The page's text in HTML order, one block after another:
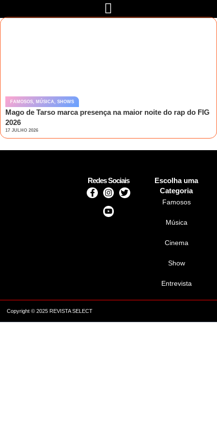
FAMOSOS, MÚSICA, SHOWS
Mago de Tarso marca presença na maior noite do rap do FIG
2026
17 JULHO 2026
Redes Sociais
Escolha uma
Categoria
Famosos
Música
Cinema
Show
Entrevista
Copyright © 2025 REVISTA SELECT